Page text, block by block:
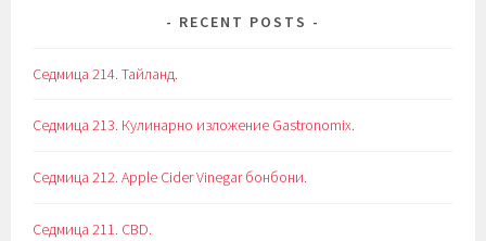
RECENT POSTS
Седмица 214. Тайланд.
Седмица 213. Кулинарно изложение Gastronomix.
Седмица 212. Apple Cider Vinegar бонбони.
Седмица 211. CBD.